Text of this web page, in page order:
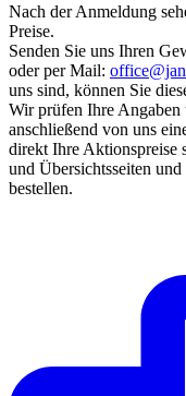
Nach der Anmeldung
Preise.
Senden Sie uns Ihren
oder per Mail:
uns sind, können Sie
Wir prüfen Ihre Angaben
anschließend von uns
direkt Ihre Aktionspreise
und Übersichtsseiten
bestellen.